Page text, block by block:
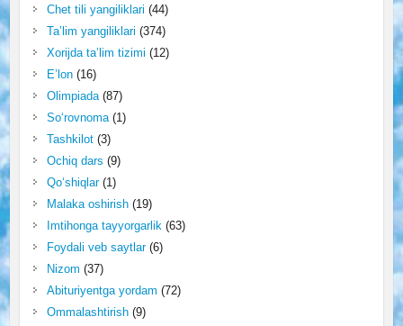
Chet tili yangiliklari (44)
Ta’lim yangiliklari (374)
Xorijda ta’lim tizimi (12)
E’lon(16)
Olimpiada(87)
So‘rovnoma(1)
Tashkilot(3)
Ochiq dars (9)
Qo‘shiqlar(1)
Malaka oshirish(19)
Imtihonga tayyorgarlik(63)
Foydali veb saytlar(6)
Nizom (37)
Abituriyentga yordam (72)
Ommalashtirish(9)